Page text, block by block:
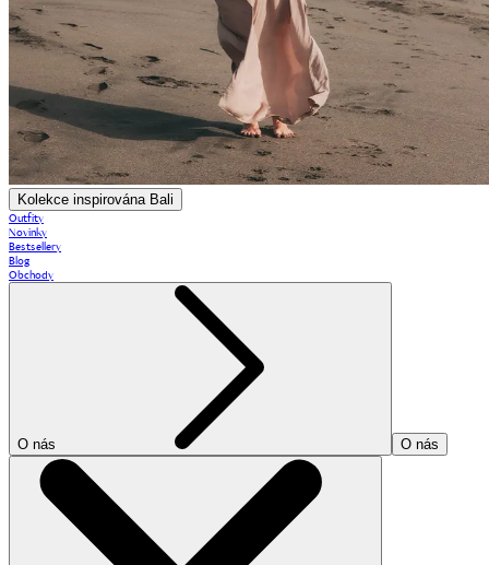
Kolekce inspirována Bali
Outfity
Novinky
Bestsellery
Blog
Obchody
O nás O nás